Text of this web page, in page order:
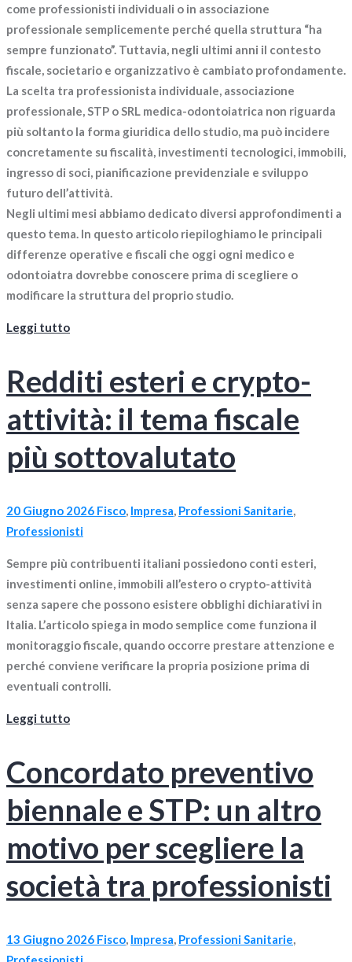
come professionisti individuali o in associazione
professionale semplicemente perché quella struttura “ha
sempre funzionato”. Tuttavia, negli ultimi anni il contesto
fiscale, societario e organizzativo è cambiato profondamente.
La scelta tra professionista individuale, associazione
professionale, STP o SRL medica-odontoiatrica non riguarda
più soltanto la forma giuridica dello studio, ma può incidere
concretamente su fiscalità, investimenti tecnologici, immobili,
ingresso di soci, pianificazione previdenziale e sviluppo
futuro dell’attività.
Negli ultimi mesi abbiamo dedicato diversi approfondimenti a
questo tema. In questo articolo riepiloghiamo le principali
differenze operative e fiscali che oggi ogni medico e
odontoiatra dovrebbe conoscere prima di scegliere o
modificare la struttura del proprio studio.
Leggi tutto
Redditi esteri e crypto-
attività: il tema fiscale
più sottovalutato
20 Giugno 2026 Fisco, Impresa, Professioni Sanitarie,
Professionisti
Sempre più contribuenti italiani possiedono conti esteri,
investimenti online, immobili all’estero o crypto-attività
senza sapere che possono esistere obblighi dichiarativi in
Italia. L’articolo spiega in modo semplice come funziona il
monitoraggio fiscale, quando occorre prestare attenzione e
perché conviene verificare la propria posizione prima di
eventuali controlli.
Leggi tutto
Concordato preventivo
biennale e STP: un altro
motivo per scegliere la
società tra professionisti
13 Giugno 2026 Fisco, Impresa, Professioni Sanitarie,